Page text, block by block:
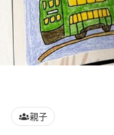
親子